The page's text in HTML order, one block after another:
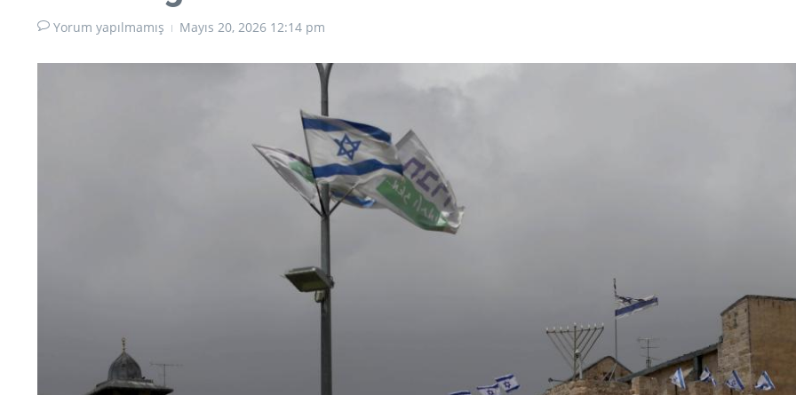
Yorum yapılmamış Mayıs 20, 2026 12:14 pm